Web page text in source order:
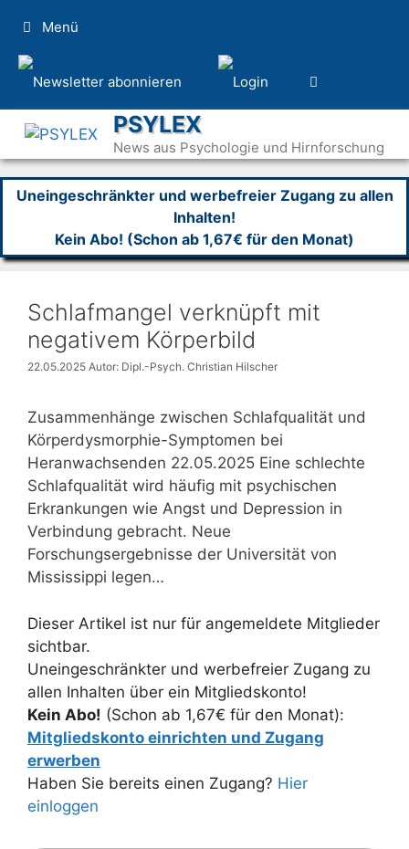
Inhalt
springen
Menü
PSYLEX
News aus Psychologie und Hirnforschung
Uneingeschränkter und werbefreier Zugang zu allen
Inhalten!
Kein Abo! (Schon ab 1,67€ für den Monat)
Schlafmangel verknüpft mit
negativem Körperbild
22.05.2025 Autor: Dipl.-Psych. Christian Hilscher
Zusammenhänge zwischen Schlafqualität und
Körperdysmorphie-Symptomen bei
Heranwachsenden 22.05.2025 Eine schlechte
Schlafqualität wird häufig mit psychischen
Erkrankungen wie Angst und Depression in
Verbindung gebracht. Neue
Forschungsergebnisse der Universität von
Mississippi legen…
Dieser Artikel ist nur für angemeldete Mitglieder
sichtbar.
Uneingeschränkter und werbefreier Zugang zu
allen Inhalten über ein Mitgliedskonto!
Kein Abo! (Schon ab 1,67€ für den Monat):
Mitgliedskonto einrichten und Zugang
erwerben
Haben Sie bereits einen Zugang? Hier
einloggen